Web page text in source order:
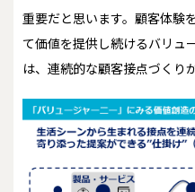
重要だと思います。顧客体験
て価値を提供し続けるバリュ
は、連続的な顧客接点づくり